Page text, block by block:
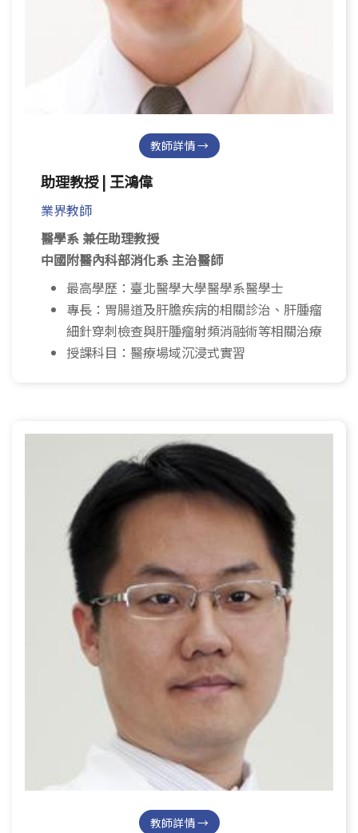
教師詳情 →
助理教授 | 王鴻偉
業界教師
醫學系 兼任助理教授
中國附醫內科部消化系 主治醫師
最高學歷：臺北醫學大學醫學系醫學士
專長：胃腸道及肝膽疾病的相關診治、肝腫瘤
細針穿刺檢查與肝腫瘤射頻消融術等相關治療
授課科目：醫療場域沉浸式實習
教師詳情 →